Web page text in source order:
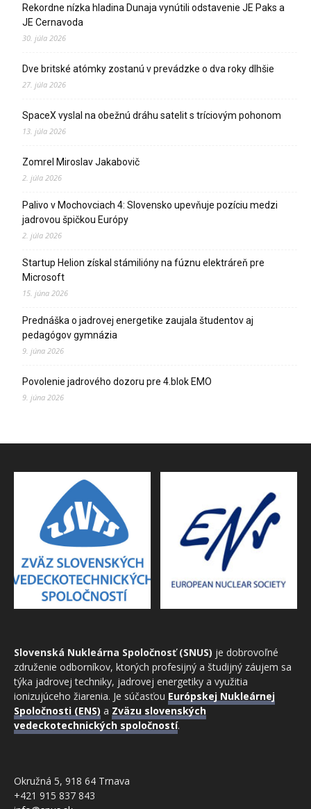
Rekordne nízka hladina Dunaja vynútili odstavenie JE Paks a
JE Cernavoda
30. júla 2026
Dve britské atómky zostanú v prevádzke o dva roky dlhšie
27. júla 2026
SpaceX vyslal na obežnú dráhu satelit s tríciovým pohonom
13. júla 2026
Zomrel Miroslav Jakabovič
2. júla 2026
Palivo v Mochovciach 4: Slovensko upevňuje pozíciu medzi
jadrovou špičkou Európy
2. júla 2026
Startup Helion získal stámilióny na fúznu elektráreň pre
Microsoft
15. júna 2026
Prednáška o jadrovej energetike zaujala študentov aj
pedagógov gymnázia
9. júna 2026
Povolenie jadrového dozoru pre 4.blok EMO
9. júna 2026
Slovenská Nukleárna Spoločnosť (SNUS) je dobrovoľné
združenie odborníkov, ktorých profesijný a študijný záujem sa
týka jadrovej techniky, jadrovej energetiky a využitia
ionizujúceho žiarenia. Je súčasťou Európskej Nukleárnej
Spoločnosti (ENS) a Zväzu slovenských
vedeckotechnických spoločností.
Okružná 5, 918 64 Trnava
+421 915 837 843